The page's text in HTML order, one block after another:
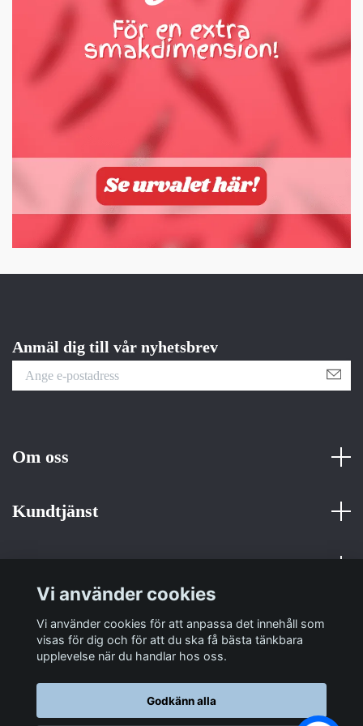
Anmäl dig till vår nyhetsbrev
Om oss
Kundtjänst
Sociala medier
Vi använder cookies
Vi använder cookies för att anpassa det innehåll som
visas för dig och för att du ska få bästa tänkbara
upplevelse när du handlar hos oss.
Godkänn alla